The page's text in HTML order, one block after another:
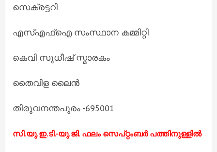
സെക്രട്ടറി
എസ്‌എഫ്‌ഐ സംസ്ഥാന കമ്മിറ്റി
കെവി സുധീഷ് സ്മാരകം
തൈവിള ലൈൻ
തിരുവനന്തപുരം -695001
സി.യു.ഇ.ടി.-യു.ജി. ഫലം സെപ്റ്റംബർ പത്തിനുള്ളിൽ